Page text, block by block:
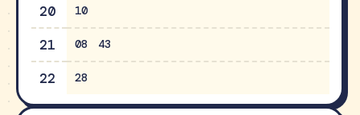
20 10
21 08 43
22 28